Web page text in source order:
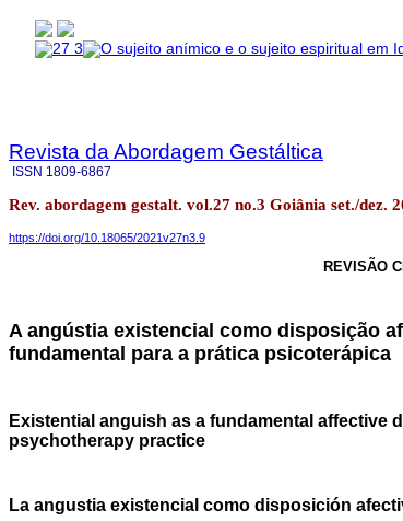
Revista da Abordagem Gestáltica
ISSN 1809-6867
Rev. abordagem gestalt. vol.27 no.3 Goiânia set./dez.
https://doi.org/10.18065/2021v27n3.9
REVISÃO
A angústia existencial como disposição
fundamental para a prática psicoterápica
Existential anguish as a fundamental affective
psychotherapy practice
La angustia existencial como disposición